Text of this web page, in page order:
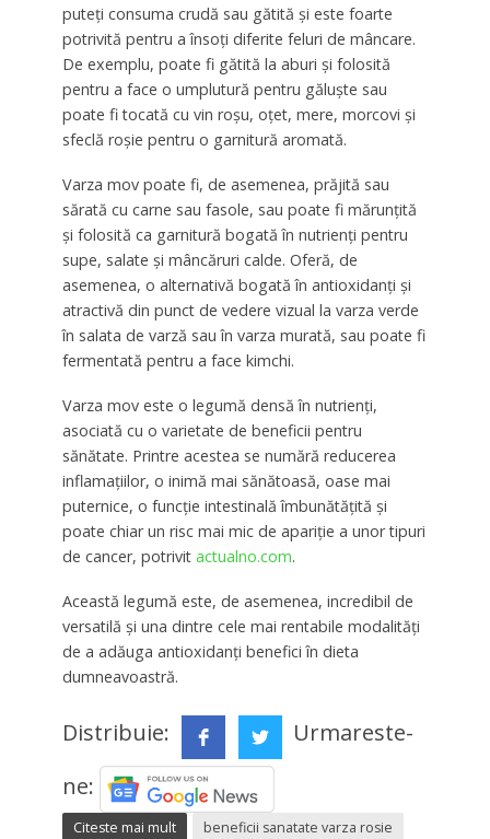
puteți consuma crudă sau gătită și este foarte
potrivită pentru a însoți diferite feluri de mâncare.
De exemplu, poate fi gătită la aburi și folosită
pentru a face o umplutură pentru găluște sau
poate fi tocată cu vin roșu, oțet, mere, morcovi și
sfeclă roșie pentru o garnitură aromată.
Varza mov poate fi, de asemenea, prăjită sau
sărată cu carne sau fasole, sau poate fi mărunțită
și folosită ca garnitură bogată în nutrienți pentru
supe, salate și mâncăruri calde. Oferă, de
asemenea, o alternativă bogată în antioxidanți și
atractivă din punct de vedere vizual la varza verde
în salata de varză sau în varza murată, sau poate fi
fermentată pentru a face kimchi.
Varza mov este o legumă densă în nutrienți,
asociată cu o varietate de beneficii pentru
sănătate. Printre acestea se numără reducerea
inflamațiilor, o inimă mai sănătoasă, oase mai
puternice, o funcție intestinală îmbunătățită și
poate chiar un risc mai mic de apariție a unor tipuri
de cancer, potrivit actualno.com.
Această legumă este, de asemenea, incredibil de
versatilă și una dintre cele mai rentabile modalități
de a adăuga antioxidanți benefici în dieta
dumneavoastră.
Distribuie:
Urmareste-
ne:
Citeste mai mult beneficii sanatate varza rosie